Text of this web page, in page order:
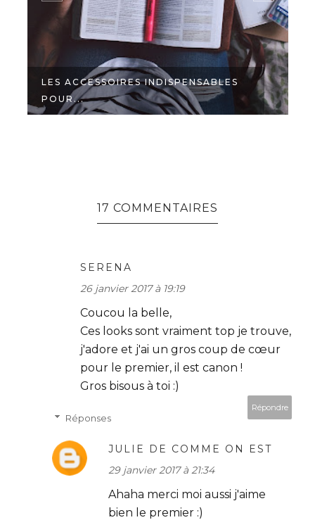
LES ACCESSOIRES INDISPENSABLES
POUR...
17 COMMENTAIRES
SERENA
26 janvier 2017 à 19:19
Coucou la belle,
Ces looks sont vraiment top je trouve,
j'adore et j'ai un gros coup de cœur
pour le premier, il est canon !
Gros bisous à toi :)
Répondre
Réponses
JULIE DE COMME ON EST
29 janvier 2017 à 21:34
Ahaha merci moi aussi j'aime
bien le premier :)